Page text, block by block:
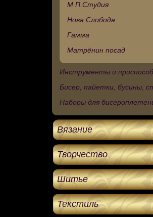
М.П.Студия
Нова Слобода
Гамма
Матрёнин посад
Инструменты и
Бисер, пайетки, бусины,
Наборы для
Вязание
Творчество
Шитье
Текстиль